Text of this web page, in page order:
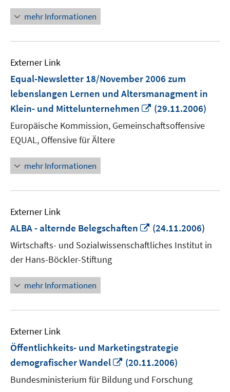
mehr Informationen
Externer Link
Equal-Newsletter 18/November 2006 zum
lebenslangen Lernen und Altersmanagment in
Klein- und Mittelunternehmen
In
neuem
Fenster
(29.11.2006)
Europäische Kommission, Gemeinschaftsoffensive
EQUAL, Offensive für Ältere
mehr Informationen
Externer Link
ALBA - alternde Belegschaften
In
neuem
Fenster
(24.11.2006)
Wirtschafts- und Sozialwissenschaftliches Institut in
der Hans-Böckler-Stiftung
mehr Informationen
Externer Link
Öffentlichkeits- und Marketingstrategie
demografischer Wandel
In
neuem
Fenster
(20.11.2006)
Bundesministerium für Bildung und Forschung